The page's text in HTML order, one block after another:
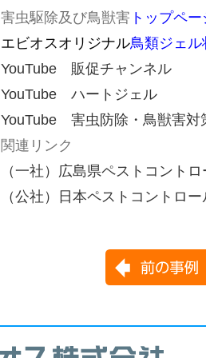
害虫駆除及び鳥獣害 トップペ
エビオスオリジナル鳥類ジェ
YouTube 販促チャンネル
YouTube ハートジェル
YouTube 害虫防除・鳥獣害対
関連リンク
（一社）広島県ペストコント
（公社）日本ペストコントロ